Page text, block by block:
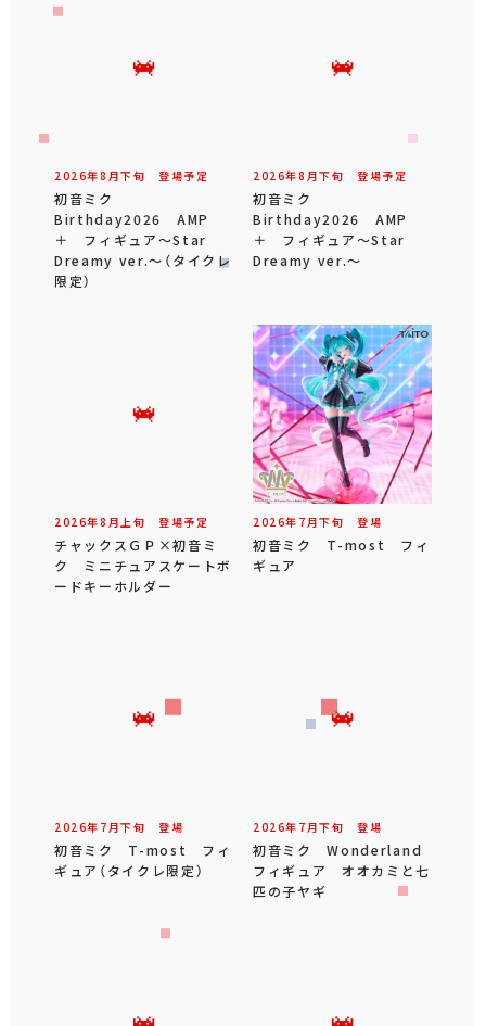
2026年8 月下旬 登場予定
初音ミク
Birthday2026 AMP
＋ フィギュア～Star
Dreamy ver.～（タイクレ
限定）
2026年8 月下旬 登場予定
初音ミク
Birthday2026 AMP
＋ フィギュア～Star
Dreamy ver.～
2026年8 月 上旬 登場予定
チャックスＧＰ×初音ミ
ク ミニチュアスケートボ
ードキーホルダー
2026年 7 月下旬 登場
初音ミク T-most フィ
ギュア
2026年 7 月下旬 登場
初音ミク T-most フィ
ギュア（タイクレ限定）
2026年 7 月下旬 登場
初音ミク Wonderland
フィギュア オオカミと七
匹の子ヤギ